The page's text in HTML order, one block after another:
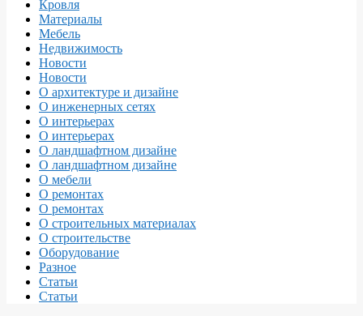
Кровля
Материалы
Мебель
Недвижимость
Новости
Новости
О архитектуре и дизайне
О инженерных сетях
О интерьерах
О интерьерах
О ландшафтном дизайне
О ландшафтном дизайне
О мебели
О ремонтах
О ремонтах
О строительных материалах
О строительстве
Оборудование
Разное
Статьи
Статьи